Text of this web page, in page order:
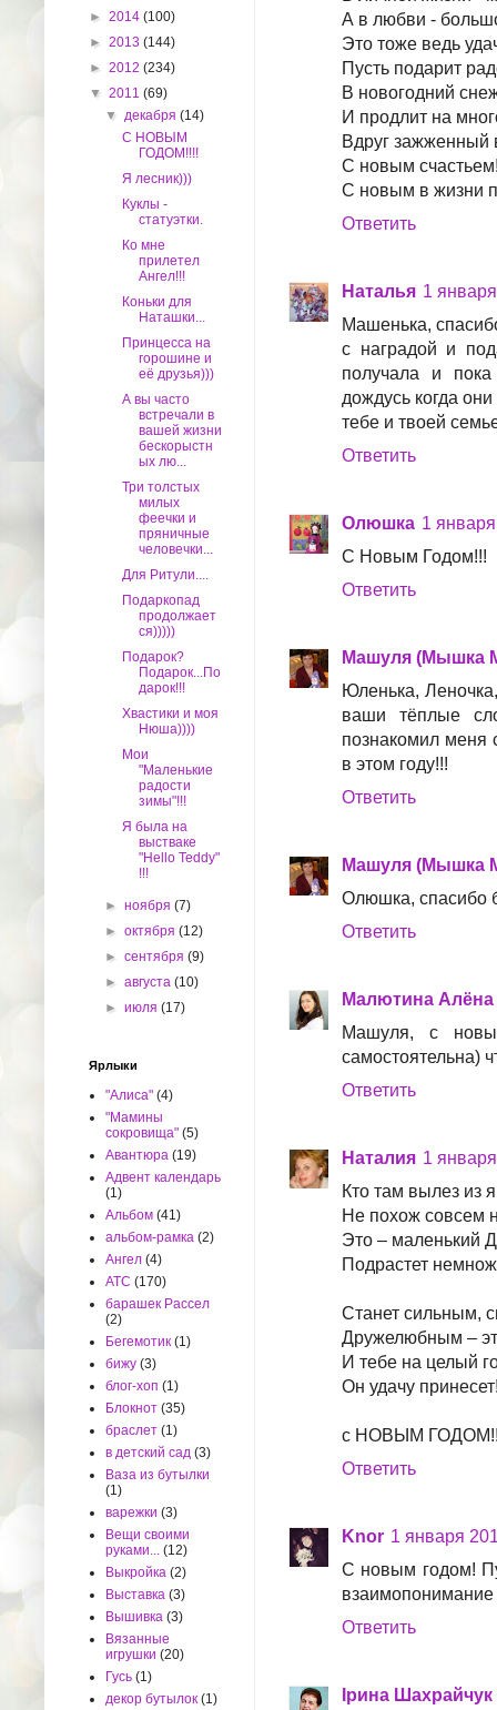
А в любви -
Это тоже ведь
Пусть подарит
В новогодний
И продлит на
Вдруг зажженный
С новым
С новым в жизни
Ответить
Наталья 1
Машенька,
с наградой и
получала и
дождусь когда
тебе и твоей
Ответить
Олюшка 1
С Новым Годом!!!
Ответить
Машуля (Мышка
Юленька,
ваши тёплые
познакомил меня
в этом году!!!
Ответить
Машуля (Мышка
Олюшка, спасибо
Ответить
Малютина Алёна
Машуля, с
самостоятельна)
Ответить
Наталия 1
Кто там вылез из
Не похож совсем
Это – маленький
Подрастет
Станет сильным,
Дружелюбным –
И тебе на целый
Он удачу
с НОВЫМ
Ответить
Knor 1 января
С новым годом!
взаимопонимание
Ответить
Ірина Шахрайчук
► 2014 (100)
► 2013 (144)
► 2012 (234)
▼ 2011 (69)
▼ декабря(14)
С НОВЫМ
ГОДОМ!!!!
Я лесник)))
Куклы -
статуэтки.
Ко мне
прилетел
Ангел!!!
Коньки для
Наташки...
Принцесса на
горошине и
её друзья)))
А вы часто
встречали в
вашей жизни
бескорыстн
ых лю...
Три толстых
милых
феечки и
пряничные
человечки...
Для Ритули....
Подаркопад
продолжает
ся)))))
Подарок?
Подарок...По
дарок!!!
Хвастики и моя
Нюша))))
Мои
"Маленькие
радости
зимы"!!!
Я была на
выстваке
"Hello Teddy"
!!!
►ноября(7)
►октября(12)
►сентября(9)
►августа(10)
►июля(17)
Ярлыки
"Алиса" (4)
"Мамины
сокровища" (5)
Авантюра (19)
Адвент календарь
(1)
Альбом (41)
альбом-рамка (2)
Ангел (4)
АТС (170)
барашек Рассел
(2)
Бегемотик (1)
бижу (3)
блог-хоп (1)
Блокнот (35)
браслет (1)
в детский сад (3)
Ваза из бутылки
(1)
варежки (3)
Вещи своими
руками...
(12)
Выкройка (2)
Выставка (3)
Вышивка (3)
Вязанные
игрушки (20)
Гусь (1)
декор бутылок (1)